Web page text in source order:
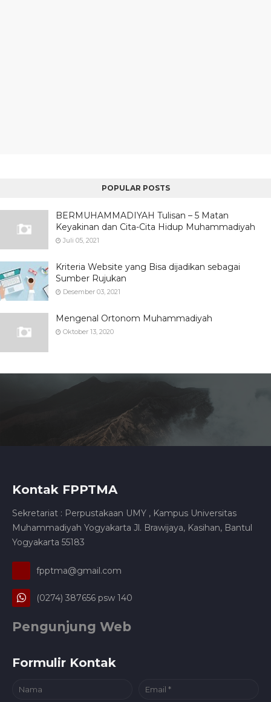
POPULAR POSTS
BERMUHAMMADIYAH Tulisan – 5 Matan
Keyakinan dan Cita-Cita Hidup Muhammadiyah
Juli 05, 2021
Kriteria Website yang Bisa dijadikan sebagai
Sumber Rujukan
Desember 03, 2021
Mengenal Ortonom Muhammadiyah
Oktober 13, 2020
Kontak FPPTMA
Sekretariat : Perpustakaan UMY , Kampus Universitas
Muhammadiyah Yogyakarta Jl. Brawijaya, Kasihan, Bantul
Yogyakarta 55183
fpptma@gmail.com
(0274) 387656 psw 140
Pengunjung Web
Formulir Kontak